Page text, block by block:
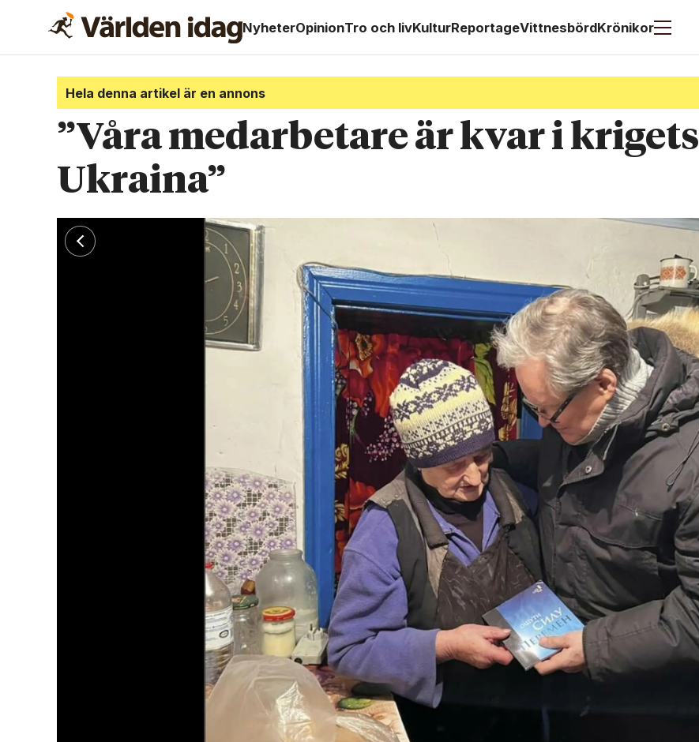
NyheterOpinionTro och livKulturReportageVittnesbördKrönikor
Hela denna artikel är en annons
”Våra medarbetare är kvar i krigets
Ukraina”